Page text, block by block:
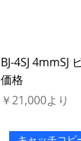
BJ-4SJ
価格
￥21,000より
セール価格